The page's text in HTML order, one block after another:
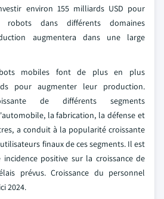
environ 155 milliards USD pour
dans différents domaines
augmentera dans une large
mobiles font de plus en plus
pour augmenter leur production.
de différents segments
la fabrication, la défense et
a conduit à la popularité croissante
finaux de ces segments. Il est
positive sur la croissance de
prévus. Croissance du personnel
2024.